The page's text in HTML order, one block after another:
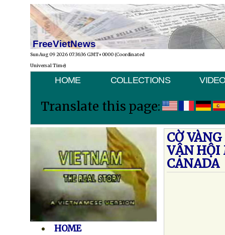
FreeVietNews
Sun Aug 09 2026 07:36:36 GMT+0000 (Coordinated
Universal Time)
HOME COLLECTIONS
Translate this page:
HOME
CỜ
VẬN HỘI
CANADA